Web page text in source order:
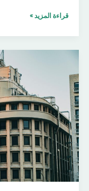
eSIM
القانوني:
RSP
للامتثال
قراءة المزيد »